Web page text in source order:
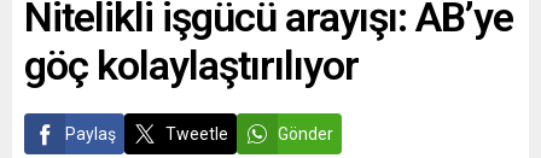
Nitelikli işgücü arayışı: AB’ye
göç kolaylaştırılıyor
Paylaş Tweetle Gönder